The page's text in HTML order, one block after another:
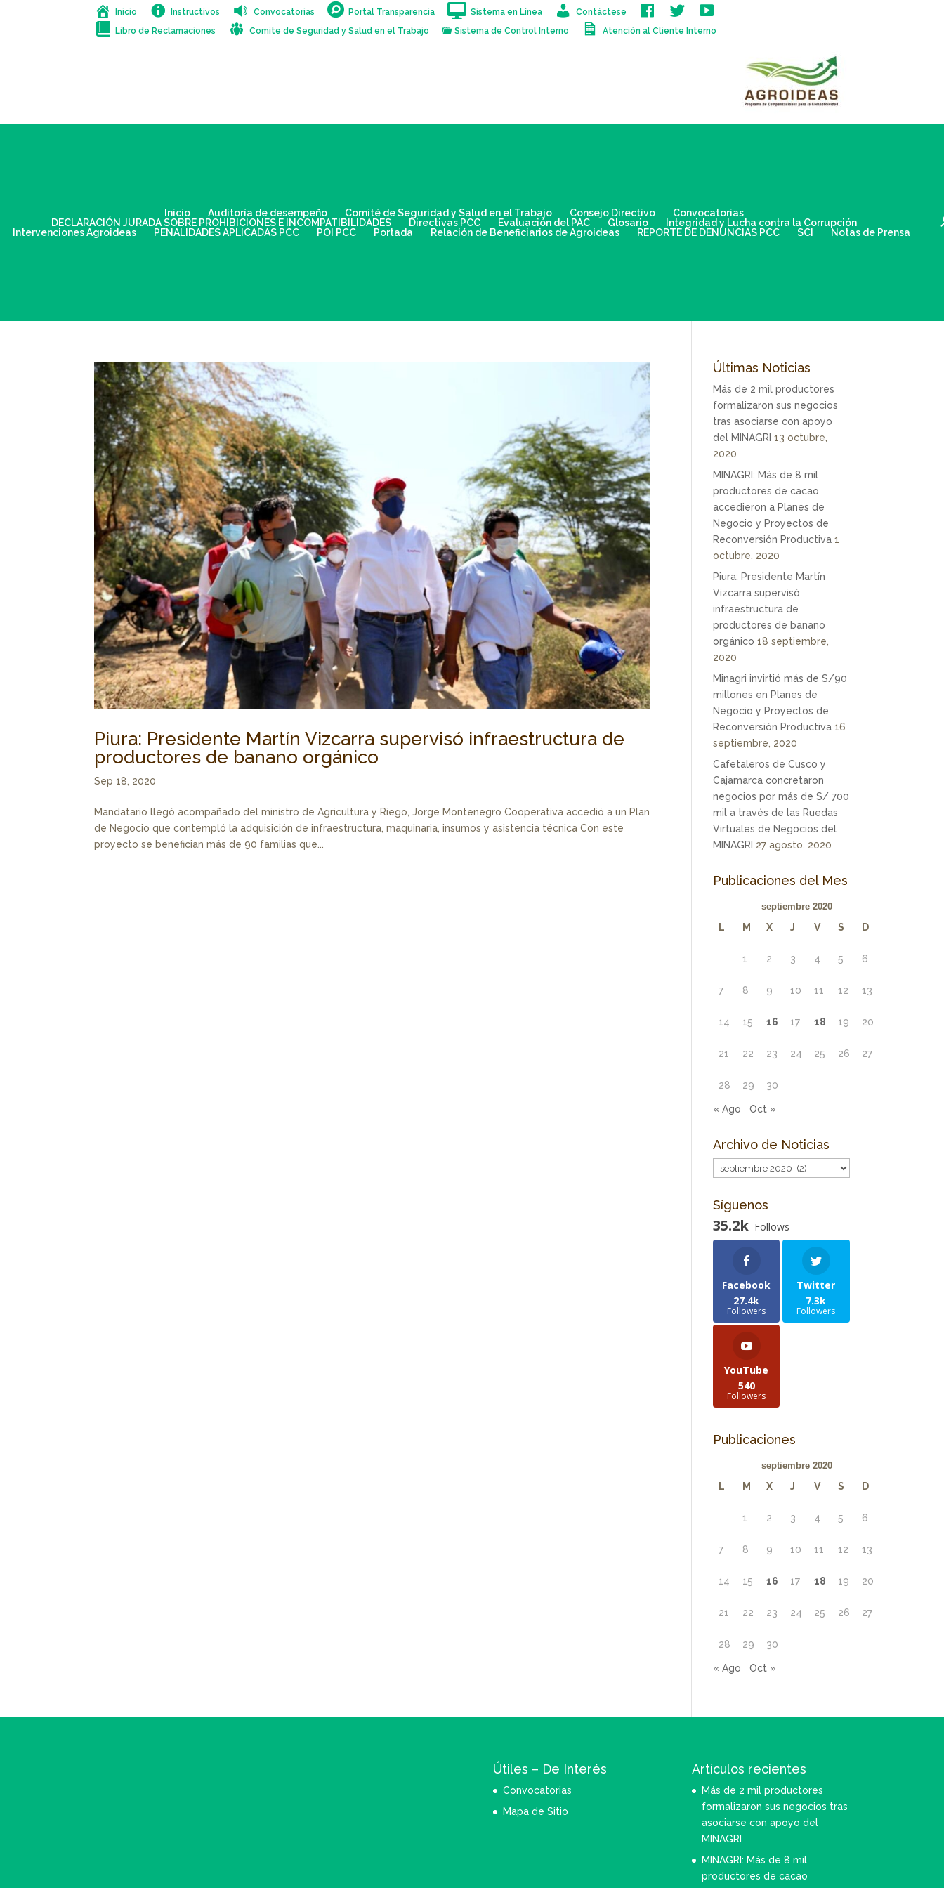
Inicio Instructivos Convocatorias Portal Transparencia Sistema en Línea Contáctese
c
e
i
t
u
t
Libro de Reclamaciones Comite de Seguridad y Salud en el Trabajo Sistema de Control Interno Atención al Cliente Interno
Inicio Auditoría de desempeño Comité de Seguridad y Salud en el Trabajo Consejo Directivo
Convocatorias
DECLARACIÓN JURADA SOBRE PROHIBICIONES E INCOMPATIBILIDADES
Directivas PCC Evaluación del PAC Glosario
Integridad y Lucha contra la Corrupción
Intervenciones Agroideas
PENALIDADES APLICADAS PCC POI PCC Portada Relación de Beneficiarios de Agroideas REPORTE DE DENUNCIAS PCC SCI Notas de Prensa
Piura: Presidente Martín Vizcarra supervisó infraestructura de
productores de banano orgánico
Sep 18, 2020
Mandatario llegó acompañado del ministro de Agricultura y Riego, Jorge Montenegro Cooperativa accedió a un Plan
de Negocio que contempló la adquisición de infraestructura, maquinaria, insumos y asistencia técnica Con este
proyecto se benefician más de 90 familias que...
Últimas Noticias
Más de 2 mil productores
formalizaron sus negocios
tras asociarse con apoyo
del MINAGRI 13 octubre,
2020
MINAGRI: Más de 8 mil
productores de cacao
accedieron a Planes de
Negocio y Proyectos de
Reconversión Productiva 1
octubre, 2020
Piura: Presidente Martín
Vizcarra supervisó
infraestructura de
productores de banano
orgánico 18 septiembre,
2020
Minagri invirtió más de S/90
millones en Planes de
Negocio y Proyectos de
Reconversión Productiva 16
septiembre, 2020
Cafetaleros de Cusco y
Cajamarca concretaron
negocios por más de S/ 700
mil a través de las Ruedas
Virtuales de Negocios del
MINAGRI 27 agosto, 2020
Publicaciones del Mes
septiembre 2020
L M X J V S D
1 2 3 4 5 6
7 8 9 10 11 12 13
14 15 16 17 18 19 20
21 22 23 24 25 26 27
28 29 30
« Ago Oct »
Archivo de Noticias
Archivo
de
Noticias
Síguenos
35.2k Follows
Facebook
27.4k
Followers
Twitter
7.3k
Followers
YouTube
540
Followers
Publicaciones
septiembre 2020
L M X J V S D
1 2 3 4 5 6
7 8 9 10 11 12 13
14 15 16 17 18 19 20
21 22 23 24 25 26 27
28 29 30
« Ago Oct »
Útiles – De Interés
Convocatorias
Mapa de Sitio
Artículos recientes
Más de 2 mil productores
formalizaron sus negocios tras
asociarse con apoyo del
MINAGRI
MINAGRI: Más de 8 mil
productores de cacao